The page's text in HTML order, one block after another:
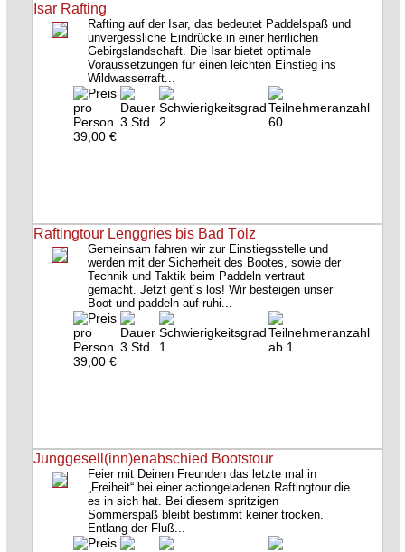
Isar Rafting
Rafting auf der Isar, das bedeutet Paddelspaß und
unvergessliche Eindrücke in einer herrlichen
Gebirgslandschaft. Die Isar bietet optimale
Voraussetzungen für einen leichten Einstieg ins
Wildwasserraft...
39,00 €
3 Std. 2 60
Raftingtour Lenggries bis Bad Tölz
Gemeinsam fahren wir zur Einstiegsstelle und
werden mit der Sicherheit des Bootes, sowie der
Technik und Taktik beim Paddeln vertraut
gemacht. Jetzt geht´s los! Wir besteigen unser
Boot und paddeln auf ruhi...
39,00 €
3 Std. 1 ab 1
Junggesell(inn)enabschied Bootstour
Feier mit Deinen Freunden das letzte mal in
„Freiheit“ bei einer actiongeladenen Raftingtour die
es in sich hat. Bei diesem spritzigen
Sommerspaß bleibt bestimmt keiner trocken.
Entlang der Fluß...